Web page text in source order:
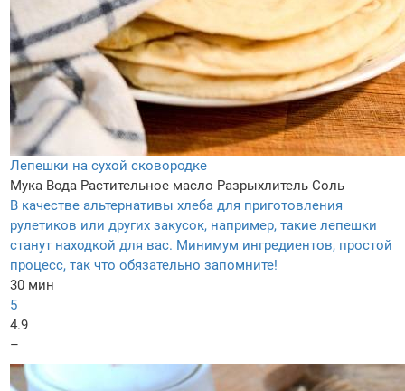
Лепешки на сухой сковородке
Мука Вода Растительное масло Разрыхлитель Соль
В качестве альтернативы хлеба для приготовления
рулетиков или других закусок, например, такие лепешки
станут находкой для вас. Минимум ингредиентов, простой
процесс, так что обязательно запомните!
30 мин
5
4.9
–